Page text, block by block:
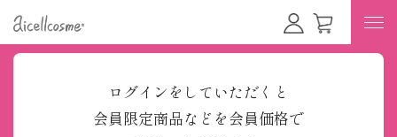
ログインをしていただくと
会員限定商品などを会員価格で